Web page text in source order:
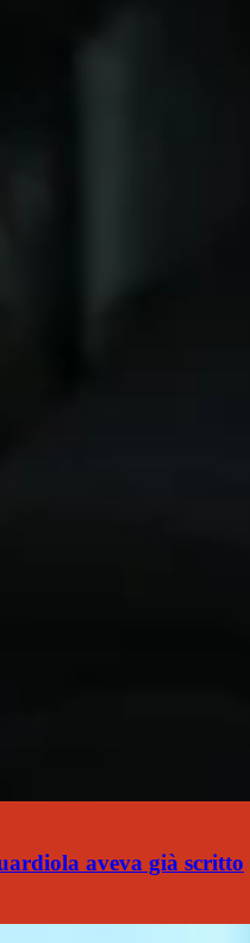
aveva già scritto